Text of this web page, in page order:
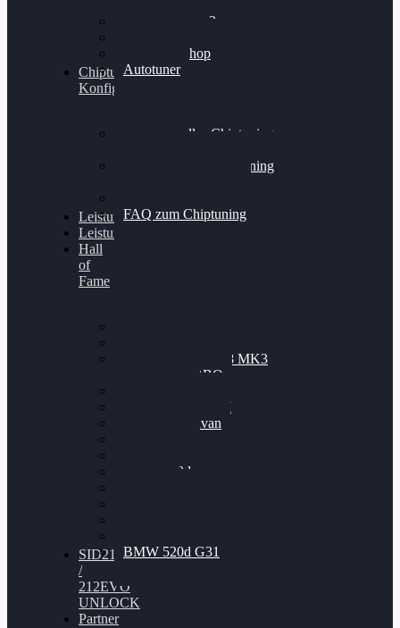
Alientech Kess3
Alientech Shop
Autotuner
Chiptuning
Konfigurator
Professionelles Chiptuning
Professionelles Chiptuning
FAQ zum Chiptuning
Leistungsmessung
Leistungsprüfstand
Hall
of
Fame
Nissan GT-R35 3.8 MK3
V6 TWINTURBO
VW Passat 2.0TDI
VW T6 Multivan
BMW 120d
BMW 520d G31
SID212
/
212EVO
UNLOCK
Partner